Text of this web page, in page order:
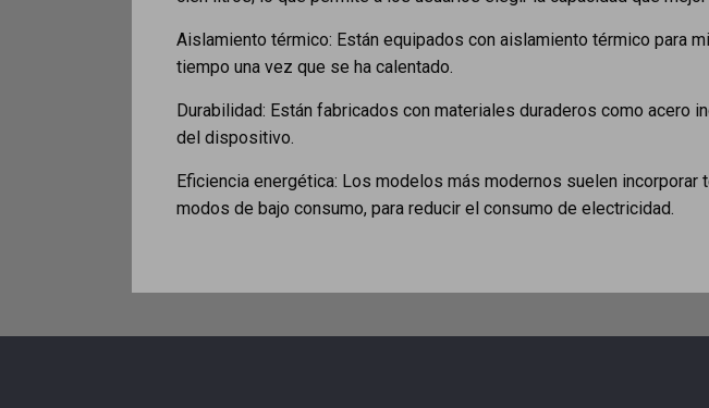
Aislamiento térmico: Están equipados con aislamiento térmico para
tiempo una vez que se ha calentado.
Durabilidad: Están fabricados con materiales duraderos como acero
del dispositivo.
Eficiencia energética: Los modelos más modernos suelen
modos de bajo consumo, para reducir el consumo de electricidad.